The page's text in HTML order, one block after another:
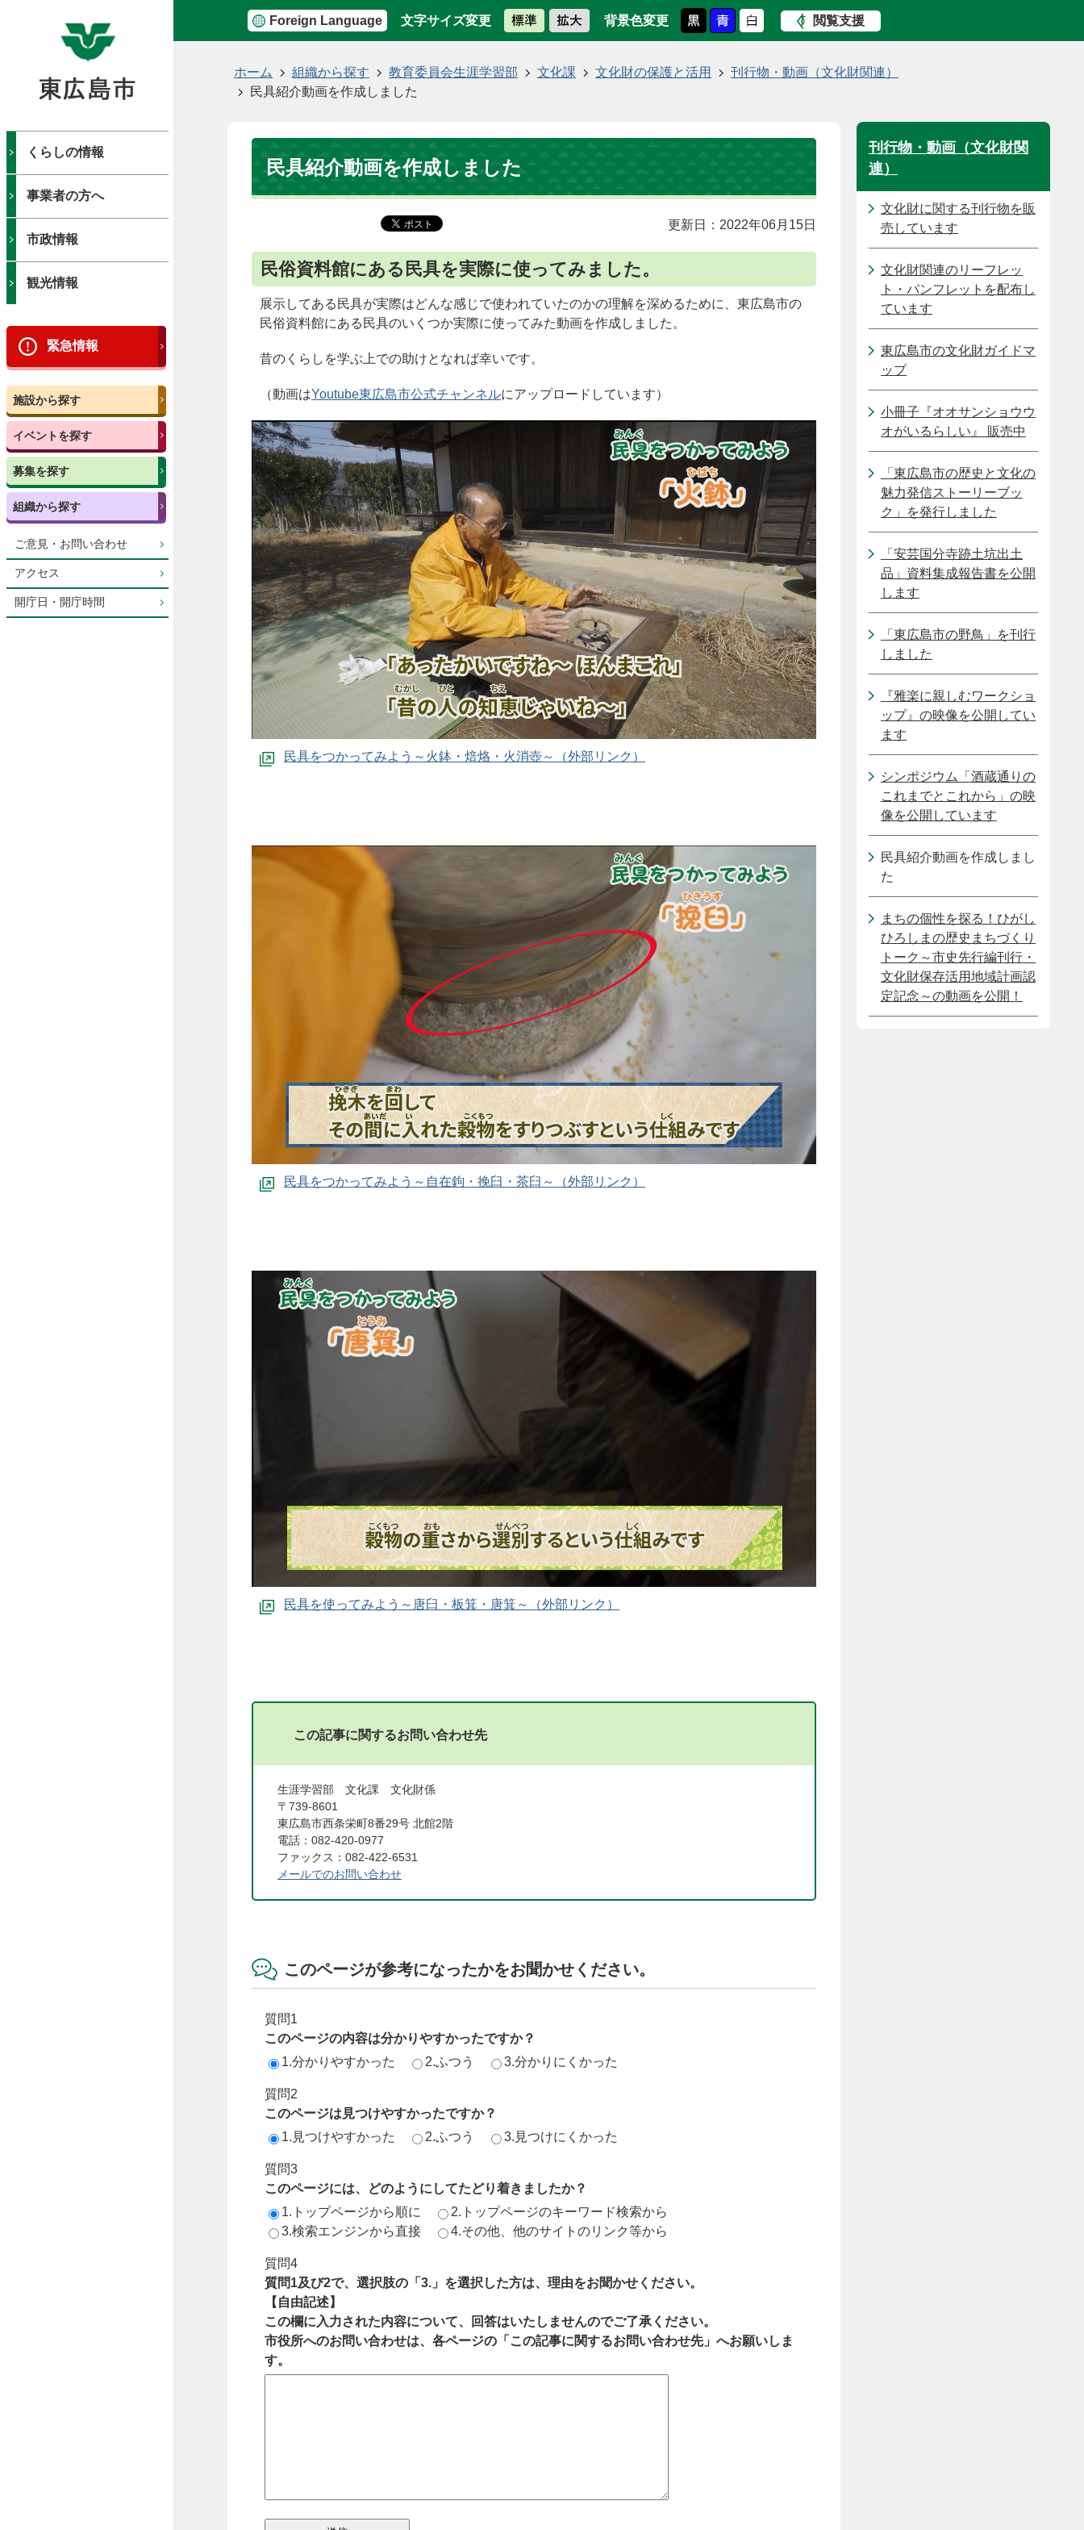
Foreign Language 文字サイズ変更 背景色変更 閲覧支援
くらしの情報
事業者の方へ
市政情報
観光情報
緊急情報
施設から探す
イベントを探す
募集を探す
組織から探す
ご意見・お問い合わせ
アクセス
開庁日・開庁時間
ホーム 組織から探す 教育委員会生涯学習部 文化課 文化財の保護と活用
刊行物・動画（文化財関連）
民具紹介動画を作成しました
民具紹介動画を作成しました
更新日：2022年06月15日
民俗資料館にある民具を実際に使ってみました。
展示してある民具が実際はどんな感じで使われていたのかの理解を深めるために、東広島市の
民俗資料館にある民具のいくつか実際に使ってみた動画を作成しました。
昔のくらしを学ぶ上での助けとなれば幸いです。
（動画はYoutube東広島市公式チャンネルにアップロードしています）
民具をつかってみよう～火鉢・焙烙・火消壺～
民具をつかってみよう～自在鉤・挽臼・茶臼～
民具を使ってみよう～唐臼・板箕・唐箕～
この記事に関するお問い合わせ先
生涯学習部 文化課 文化財係
〒739-8601
東広島市西条栄町8番29号 北館2階
電話：082-420-0977
ファックス：082-422-6531
メールでのお問い合わせ
このページが参考になったかをお聞かせください。
質問1
このページの内容は分かりやすかったですか？
1.分かりやすかった
2.ふつう 3.分かりにくかった
質問2
このページは見つけやすかったですか？
1.見つけやすかった
2.ふつう 3.見つけにくかった
質問3
このページには、どのようにしてたどり着きましたか？
1.トップページから順に
2.トップページのキーワード検索から
3.検索エンジンから直接
4.その他、他のサイトのリンク等から
質問4
質問1及び2で、選択肢の「3.」を選択した方は、理由をお聞かせください。
【自由記述】
この欄に入力された内容について、回答はいたしませんのでご了承ください。
市役所へのお問い合わせは、各ページの「この記事に関するお問い合わせ先」へお願いしま
す。
刊行物・動画（文化財関
連）
文化財に関する刊行物を販
売しています
文化財関連のリーフレッ
ト・パンフレットを配布し
ています
東広島市の文化財ガイドマ
ップ
小冊子『オオサンショウウ
オがいるらしい』 販売中
「東広島市の歴史と文化の
魅力発信ストーリーブッ
ク」を発行しました
「安芸国分寺跡土坑出土
品」資料集成報告書を公開
します
「東広島市の野鳥」を刊行
しました
『雅楽に親しむワークショ
ップ』の映像を公開してい
ます
シンポジウム「酒蔵通りの
これまでとこれから」の映
像を公開しています
民具紹介動画を作成しまし
た
まちの個性を探る！ひがし
ひろしまの歴史まちづくり
トーク～市史先行編刊行・
文化財保存活用地域計画認
定記念～の動画を公開！